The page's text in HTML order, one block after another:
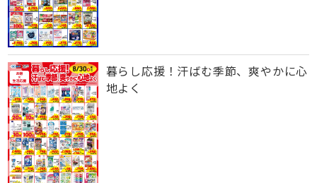
暮らし応援！汗ばむ季節、爽やかに心
地よく